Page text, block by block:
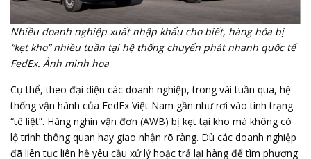
Nhiều doanh nghiệp xuất nhập khẩu cho biết, hàng hóa bị
“kẹt kho” nhiều tuần tại hệ thống chuyển phát nhanh quốc tế
FedEx. Ảnh minh hoạ
Cụ thể, theo đại diện các doanh nghiệp, trong vài tuần qua, hệ
thống vận hành của FedEx Việt Nam gần như rơi vào tình trạng
“tê liệt”. Hàng nghìn vận đơn (AWB) bị kẹt tại kho mà không có
lộ trình thông quan hay giao nhận rõ ràng. Dù các doanh nghiệp
đã liên tục liên hệ yêu cầu xử lý hoặc trả lại hàng để tìm phương